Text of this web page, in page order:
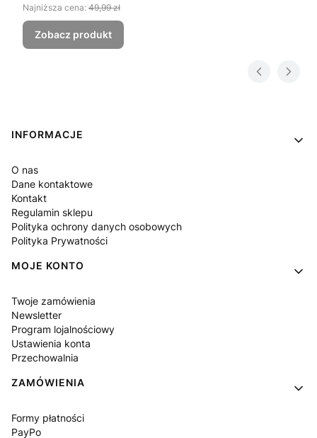
Najniższa cena: 49,99 zł
Zobacz produkt
Linki w stopce
INFORMACJE
O nas
Dane kontaktowe
Kontakt
Regulamin sklepu
Polityka ochrony danych osobowych
Polityka Prywatności
MOJE KONTO
Twoje zamówienia
Newsletter
Program lojalnościowy
Ustawienia konta
Przechowalnia
ZAMÓWIENIA
Formy płatności
PayPo